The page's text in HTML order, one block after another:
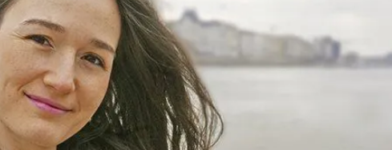
Organizaciones sectoriales
Sociedad Barcelonesa de